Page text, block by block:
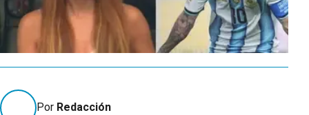
Por Redacción